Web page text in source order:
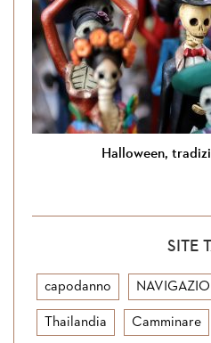
Halloween,
SITE
capodanno
Thailandia Camminare